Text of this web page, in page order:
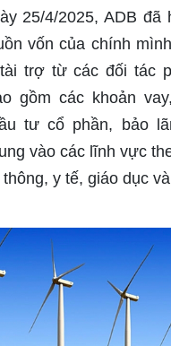
25/4/2025, ADB đã
vốn của chính
trợ từ các đối tác
gồm các khoản
tư cổ phần, bảo
vào các lĩnh vực
y tế, giáo dục